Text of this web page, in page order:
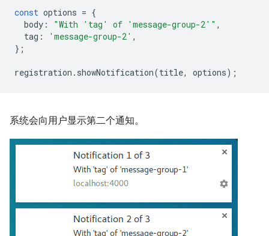
const options = {
body : "With 'tag' of 'message-group-2'" ,
tag : 'message-group-2' ,
};
registration . showNotification(title, options);
系统会向用户显示第二个通知。